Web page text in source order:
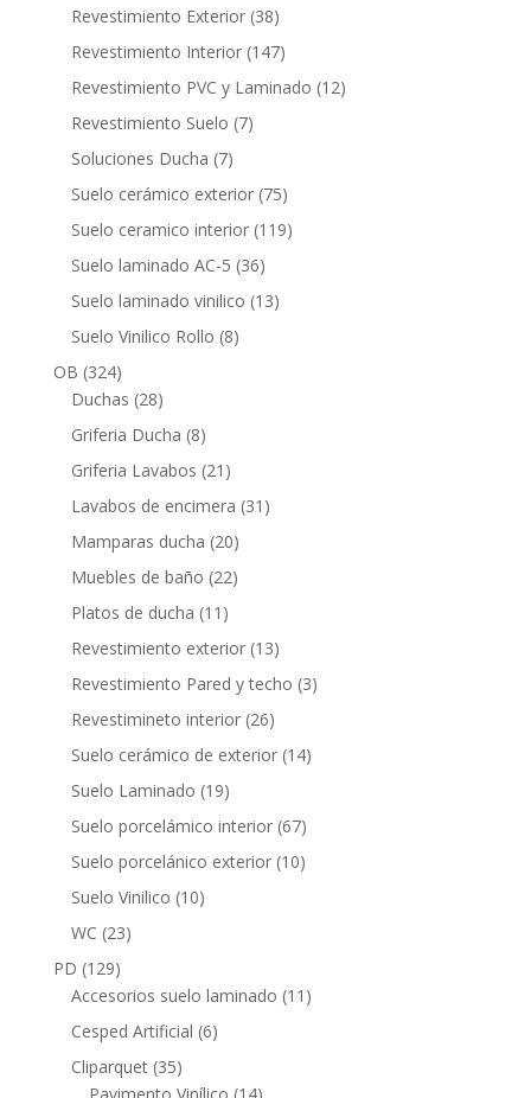
Revestimiento Exterior 3838
productos
Revestimiento Interior 147147
productos
Revestimiento PVC y Laminado 1212
Revestimiento Suelo 77
Soluciones Ducha 77
productos
Suelo cerámico exterior 7575
productos
Suelo ceramico interior 119119
Suelo laminado AC-5 3636
productos
Suelo laminado vinilico 1313
Suelo Vinilico Rollo 88
OB 324324
productos
Duchas 2828
productos
Griferia Ducha 88
productos
Griferia Lavabos 21 21
productos
Lavabos de encimera 31 31
Mamparas ducha 2020
productos
Muebles de baño 2222
Platos de ducha 11 11
productos
Revestimiento exterior 1313
productos
Revestimiento Pared y techo 33
Revestimineto interior 2626
productos
Suelo cerámico de exterior 1414
Suelo Laminado 1919
productos
Suelo porcelámico interior 6767
productos
Suelo porcelánico exterior 1010
Suelo Vinilico 1010
WC 2323
PD 129129
productos
Accesorios suelo laminado 11 11
Cesped Artificial 66
Cliparquet 3535
productos14